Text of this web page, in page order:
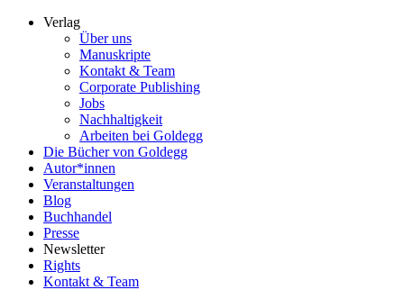
Verlag
Über uns
Manuskripte
Kontakt & Team
Corporate Publishing
Jobs
Nachhaltigkeit
Arbeiten bei Goldegg
Die Bücher von Goldegg
Autor*innen
Veranstaltungen
Blog
Buchhandel
Presse
Newsletter
Rights
Kontakt & Team